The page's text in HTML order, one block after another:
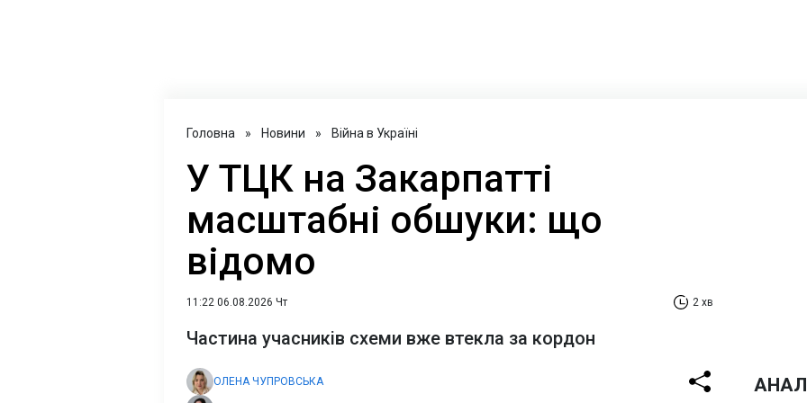
Головна » Новини » Війна в Україні
У ТЦК на Закарпатті
масштабні обшуки: що
відомо
11:22 06.08.2026 Чт 2 хв
Частина учасників схеми вже втекла за кордон
ОЛЕНА ЧУПРОВСЬКА